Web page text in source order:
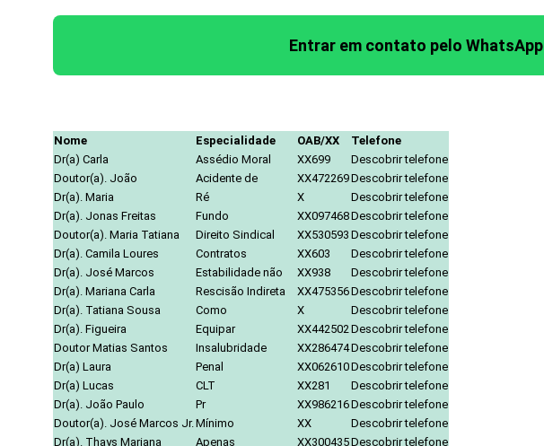
Entrar em contato pelo WhatsApp
Nome Especialidade OAB/XX
Telefone
Dr(a) Carla
Assédio Moral XX699
Descobrir telefone
Doutor(a). João
Acidente de XX472269Descobrir telefone
Dr(a). Maria
Ré X
Descobrir telefone
Dr(a). Jonas Freitas
Fundo XX097468Descobrir telefone
Doutor(a). Maria Tatiana
Direito Sindical XX530593 Descobrir telefone
Dr(a). Camila Loures
Contratos XX603
Descobrir telefone
Dr(a). José Marcos
Estabilidade não XX938
Descobrir telefone
Dr(a). Mariana Carla
Rescisão Indireta XX475356Descobrir telefone
Dr(a). Tatiana Sousa
Como X
Descobrir telefone
Dr(a). Figueira
Equipar XX442502 Descobrir telefone
Doutor Matias Santos
Insalubridade XX286474Descobrir telefone
Dr(a) Laura
Penal XX062610Descobrir telefone
Dr(a) Lucas
CLT XX281
Descobrir telefone
Dr(a). João Paulo
Pr XX986216Descobrir telefone
Doutor(a). José Marcos Jr. Mínimo XX
Descobrir telefone
Dr(a). Thays Mariana
Apenas XX300435Descobrir telefone